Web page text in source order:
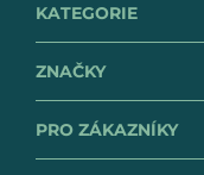
KATEGORIE
ZNAČKY
PRO ZÁKAZNÍKY